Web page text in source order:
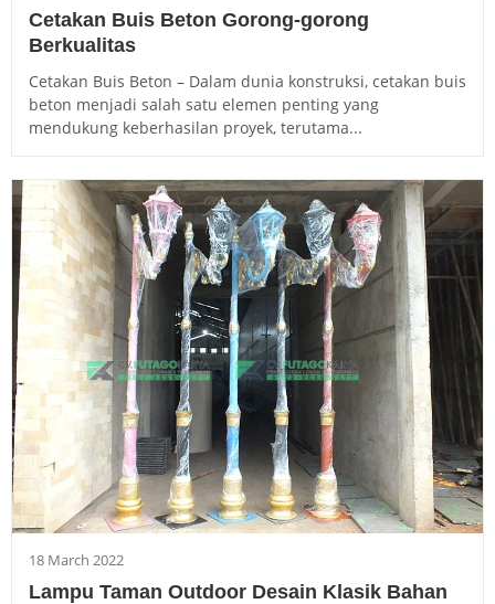
Cetakan Buis Beton Gorong-gorong
Berkualitas
Cetakan Buis Beton – Dalam dunia konstruksi, cetakan buis
beton menjadi salah satu elemen penting yang
mendukung keberhasilan proyek, terutama...
18 March 2022
Lampu Taman Outdoor Desain Klasik Bahan